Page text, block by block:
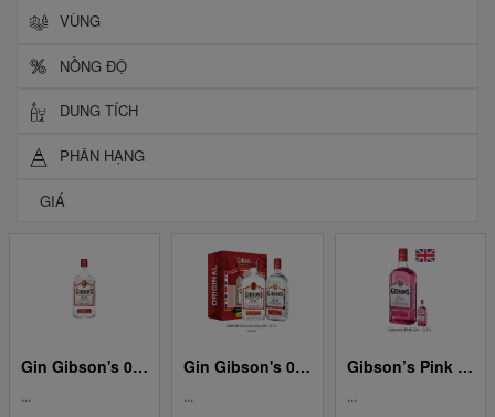
VÙNG
NỒNG ĐỘ
DUNG TÍCH
PHÂN HẠNG
GIÁ
Gin Gibson's 0.2L
...
Gin Gibson's 0.7L
...
Gibson’s Pink Gin
...